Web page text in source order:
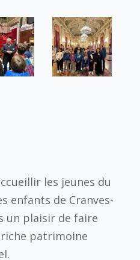
les jeunes du
enfants de Cranves-
un plaisir de faire
patrimoine